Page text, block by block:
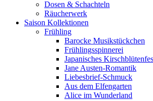
Dosen & Schachteln
Räucherwerk
Saison Kollektionen
Frühling
Barocke Musikstückchen
Frühlingsspinnerei
Japanisches
Jane Austen-Romantik
Liebesbrief-Schmuck
Aus dem Elfengarten
Alice im Wunderland